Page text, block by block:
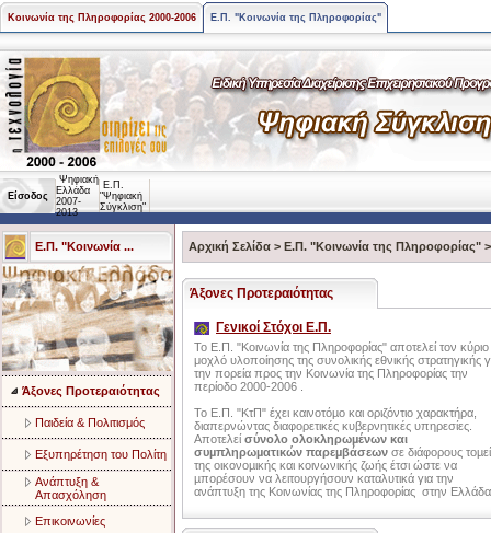
Κοινωνία της Πληροφορίας 2000-2006 Ε.Π. "Κοινωνία της Πληροφορίας"
Είσοδος
Ψηφιακή
Ελλάδα
2007-
2013
Ε.Π.
"Ψηφιακή
Σύγκλιση"
Ε.Π. "Κοινωνία ...
Άξονες Προτεραιότητας
Παιδεία & Πολιτισμός
Eξυπηρέτηση του Πολίτη
Aνάπτυξη &
Aπασχόληση
Eπικοινωνίες
Αρχική Σελίδα > Ε.Π. "Κοινωνία της Πληροφορίας"
Άξονες Προτεραιότητας
Γενικοί Στόχοι Ε.Π.
Το Ε.Π. "Κοινωνία της Πληροφορίας" αποτελεί τον κύριο
μοχλό υλοποίησης της συνολικής εθνικής στρατηγικής
την πορεία προς την Κοινωνία της Πληροφορίας την
περίοδο 2000-2006 .
Το Ε.Π. "ΚτΠ" έχει καινοτόµο και οριζόντιο χαρακτήρα,
διαπερνώντας διαφορετικές κυβερνητικές υπηρεσίες.
Αποτελεί σύνολο ολοκληρωµένων και
συµπληρωµατικών παρεµβάσεων σε διάφορους
της οικονοµικής και κοινωνικής ζωής έτσι ώστε να
µπορέσουν να λειτουργήσουν καταλυτικά για την
ανάπτυξη της Κοινωνίας της Πληροφορίας στην